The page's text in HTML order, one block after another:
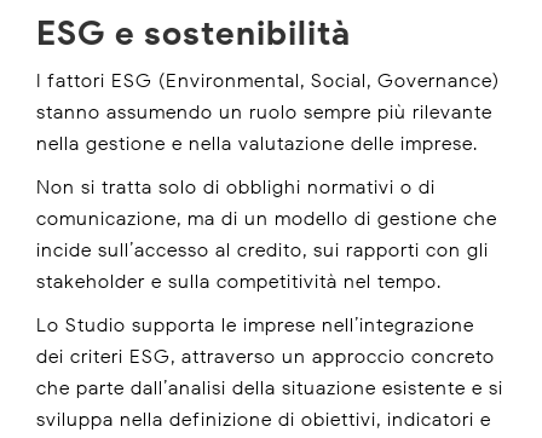
ESG e sostenibilità
I fattori ESG (Environmental, Social, Governance)
stanno assumendo un ruolo sempre più rilevante
nella gestione e nella valutazione delle imprese.
Non si tratta solo di obblighi normativi o di
comunicazione, ma di un modello di gestione che
incide sull’accesso al credito, sui rapporti con gli
stakeholder e sulla competitività nel tempo.
Lo Studio supporta le imprese nell’integrazione
dei criteri ESG, attraverso un approccio concreto
che parte dall’analisi della situazione esistente e si
sviluppa nella definizione di obiettivi, indicatori e